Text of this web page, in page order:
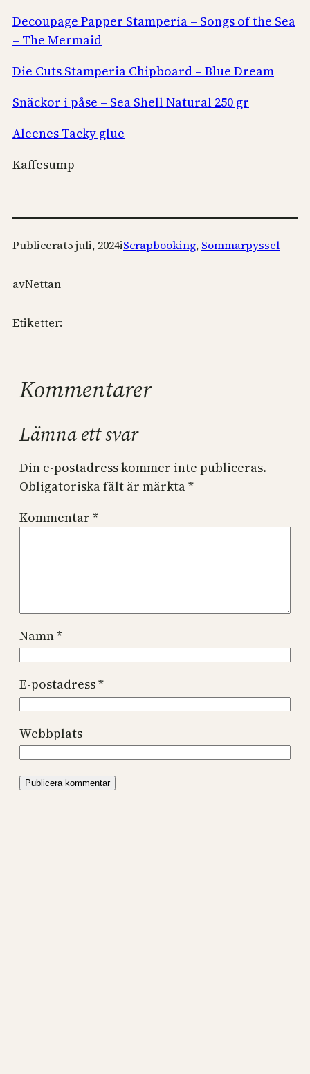
Decoupage Papper Stamperia – Songs of the Sea
– The Mermaid
Die Cuts Stamperia Chipboard – Blue Dream
Snäckor i påse – Sea Shell Natural 250 gr
Aleenes Tacky glue
Kaffesump
Publicerat5 juli, 2024iScrapbooking, Sommarpyssel
avNettan
Etiketter:
Kommentarer
Lämna ett svar
Din e-postadress kommer inte publiceras.
Obligatoriska fält är märkta*
Kommentar *
Namn*
E-postadress*
Webbplats